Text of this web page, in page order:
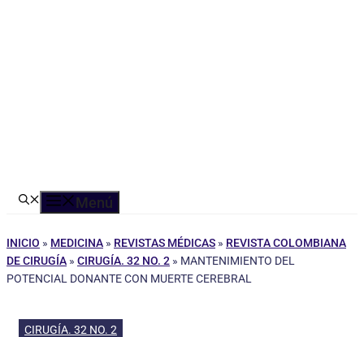
Menú
INICIO » MEDICINA » REVISTAS MÉDICAS » REVISTA COLOMBIANA
DE CIRUGÍA » CIRUGÍA. 32 NO. 2 » MANTENIMIENTO DEL
POTENCIAL DONANTE CON MUERTE CEREBRAL
CIRUGÍA. 32 NO. 2